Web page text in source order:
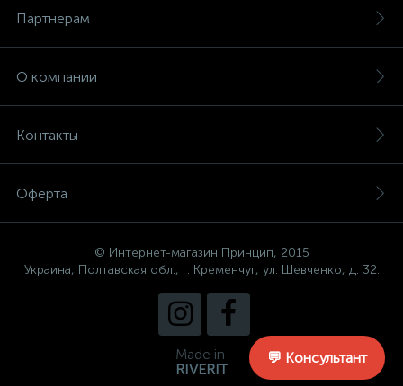
Партнерам
О компании
Контакты
Оферта
© Интернет-магазин Принцип, 2015
Украина, Полтавская обл., г. Кременчуг, ул. Шевченко, д. 32.
Made in
RIVERIT
💬 Консультант